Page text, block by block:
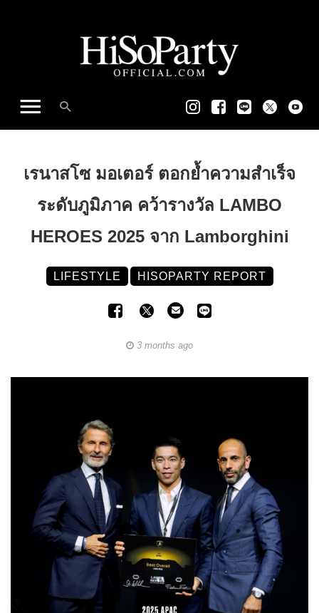
เรนาสโซ มอเตอร์ ตอกย้ำความสำเร็จ
ระดับภูมิภาค คว้ารางวัล LAMBO
HEROES 2025 จาก Lamborghini
LIFESTYLE HISOPARTY REPORT
3 months ago